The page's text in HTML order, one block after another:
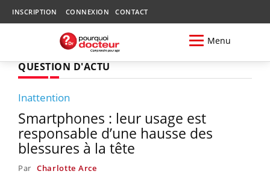
INSCRIPTION CONNEXION CONTACT
Menu
QUESTION D'ACTU
Inattention
Smartphones : leur usage est
responsable d’une hausse des
blessures à la tête
Par Charlotte Arce